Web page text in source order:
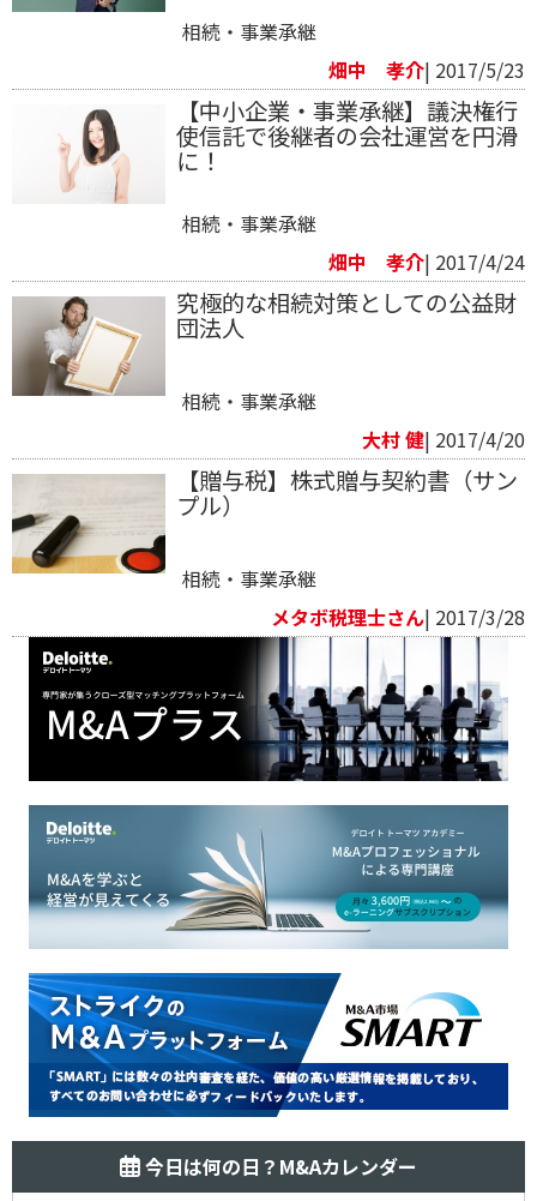
相続・事業承継
畑中 孝介| 2017/5/23
【中小企業・事業承継】議決権行
使信託で後継者の会社運営を円滑
に！
相続・事業承継
畑中 孝介| 2017/4/24
究極的な相続対策としての公益財
団法人
相続・事業承継
大村 健| 2017/4/20
【贈与税】株式贈与契約書（サン
プル）
相続・事業承継
メタボ税理士さん| 2017/3/28
今日は何の日？M&Aカレンダー